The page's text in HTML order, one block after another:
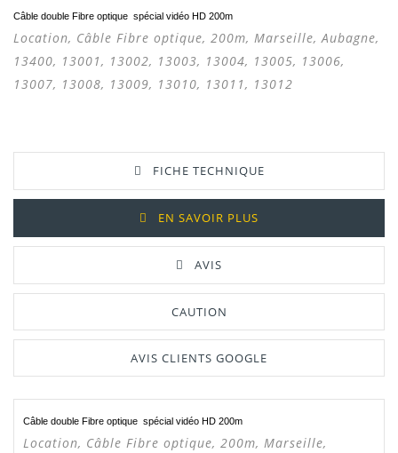
Câble double Fibre optique spécial vidéo HD 200m
Location, Câble Fibre optique, 200m, Marseille, Aubagne,
13400, 13001, 13002, 13003, 13004, 13005, 13006,
13007, 13008, 13009, 13010, 13011, 13012
FICHE TECHNIQUE
EN SAVOIR PLUS
AVIS
CAUTION
AVIS CLIENTS GOOGLE
Manuel /
Notice
Télécharger Dans L'onglet
"Téléchargement"
Câble double Fibre optique spécial vidéo HD 200m
Location, Câble Fibre optique, 200m, Marseille,